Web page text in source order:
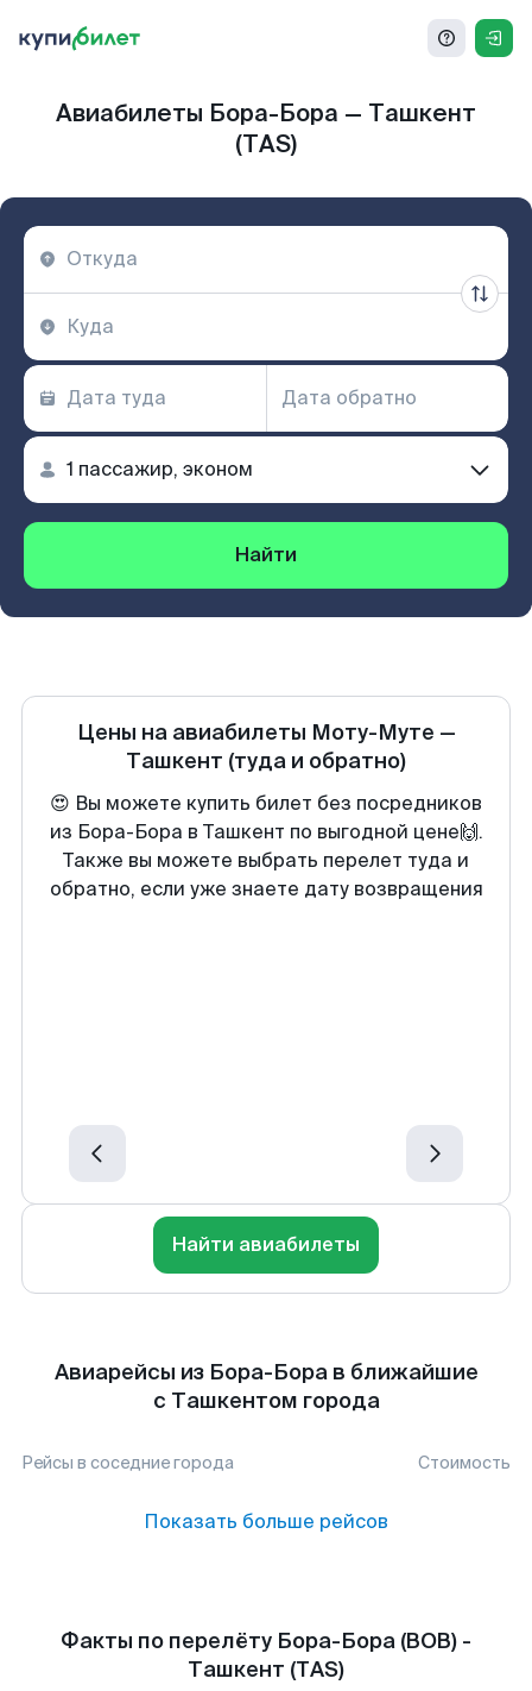
Авиабилеты Бора-Бора — Ташкент
(TAS)
Найти
Цены на авиабилеты Моту-Муте —
Ташкент (туда и обратно)
😍 Вы можете купить билет без посредников
из Бора-Бора в Ташкент по выгодной цене🙌.
Также вы можете выбрать перелет туда и
обратно, если уже знаете дату возвращения
Найти авиабилеты
Авиарейсы из Бора-Бора в ближайшие
с Ташкентом города
Рейсы в соседние города Стоимость
Показать больше рейсов
Факты по перелёту Бора-Бора (BOB) -
Ташкент (TAS)